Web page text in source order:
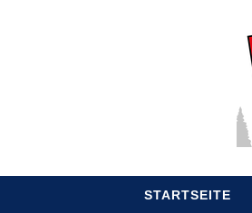
STARTSEITE